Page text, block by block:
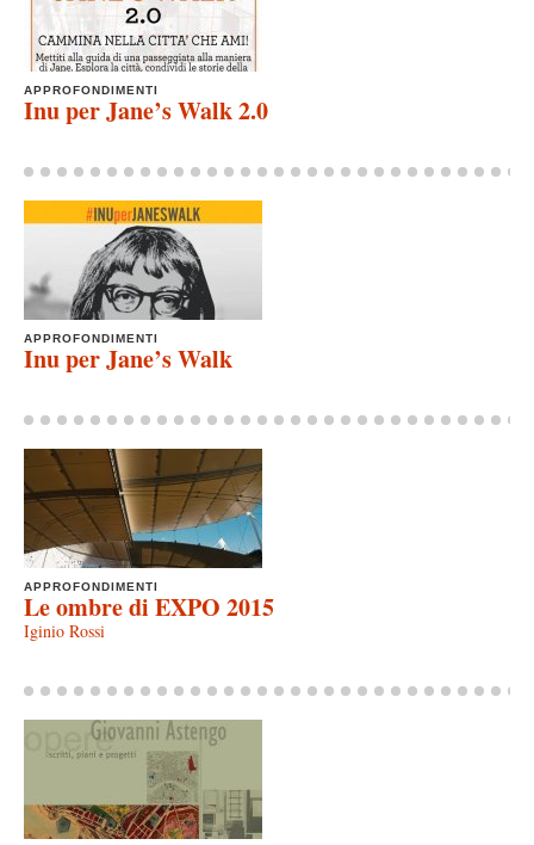
APPROFONDIMENTI
Inu per Jane’s Walk 2.0
APPROFONDIMENTI
Inu per Jane’s Walk
APPROFONDIMENTI
Le ombre di EXPO 2015
Iginio Rossi